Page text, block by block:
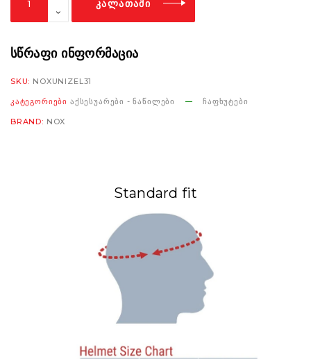
Revenge
Visor
რაოდენობა
ᲙᲐᲚᲐᲗᲐᲨᲘ
ᲡᲬᲠᲐᲤᲘ ᲘᲜᲤᲝᲠᲛᲐᲪᲘᲐ
SKU: NOXUNIZEL31
ᲙᲐᲢᲔᲒᲝᲠᲘᲔᲑᲘ ᲐᲥᲡᲔᲡᲣᲐᲠᲔᲑᲘ - ᲜᲐᲬᲘᲚᲔᲑᲘ ᲩᲐᲤᲮᲣᲢᲔᲑᲘ
BRAND: NOX
Standard fit